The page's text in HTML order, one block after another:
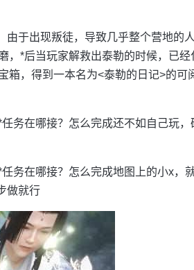
由于出现叛徒，导致几乎整个营地的
，*后当玩家解救出泰勒的时候，已
箱，得到一本名为<泰勒的日记>的可
务在哪接？怎么完成还不如自己玩
务在哪接？怎么完成地图上的小x，
做就行